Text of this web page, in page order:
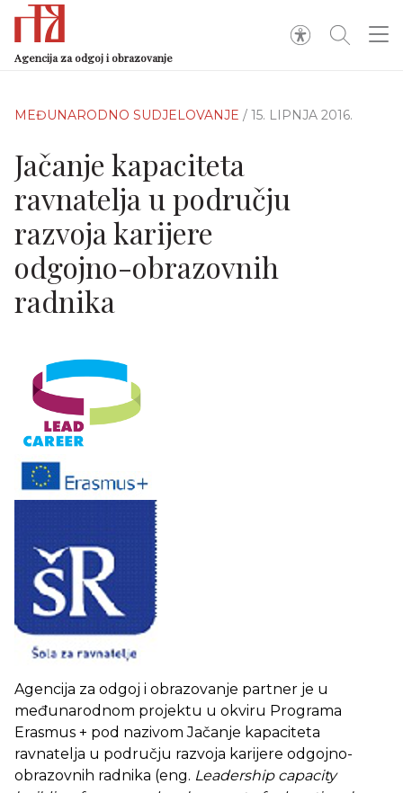
Agencija za odgoj i obrazovanje
MEĐUNARODNO SUDJELOVANJE / 15. LIPNJA 2016.
Jačanje kapaciteta
ravnatelja u području
razvoja karijere
odgojno-obrazovnih
radnika
Agencija za odgoj i obrazovanje partner je u
međunarodnom projektu u okviru Programa
Erasmus + pod nazivom Jačanje kapaciteta
ravnatelja u području razvoja karijere odgojno-
obrazovnih radnika (eng. Leadership capacity